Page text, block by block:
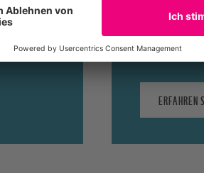
eine
Mit dem
ERFAHREN